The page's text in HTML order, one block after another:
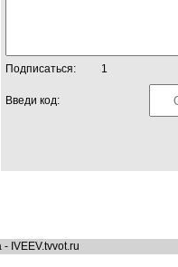
Подписаться: 1
Введи код:
IVEEV.tvvot.ru